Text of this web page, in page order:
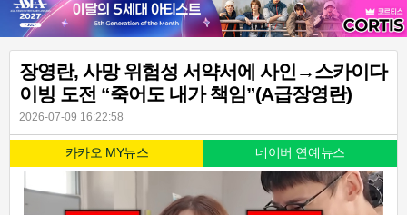
장영란, 사망 위험성 서약서에 사인→스카이다
이빙 도전 “죽어도 내가 책임”(A급장영란)
2026-07-09 16:22:58
카카오 MY뉴스 네이버 연예뉴스